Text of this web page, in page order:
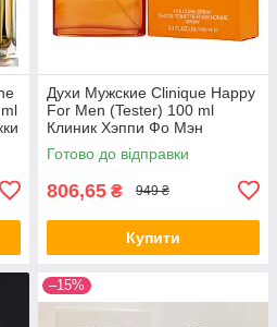
Духи Мужские Clinique Happy
For Men (Tester) 100 ml
Клиник Хэппи Фо Мэн
(Тестер) 100 мл all К
Готово до відправки
806,65 ₴ 949 ₴
Купити
–15%